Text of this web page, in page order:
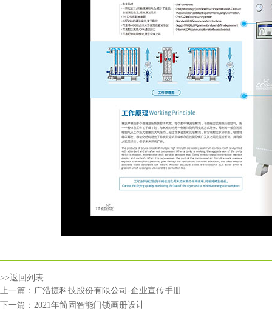
>>返回列表
上一篇： 广浩捷科技股份有限公司-企业宣传手册
下一篇： 2021年简固智能门锁画册设计